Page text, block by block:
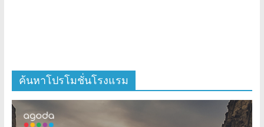
ค้นหาโปรโมชั่นโรงแรม